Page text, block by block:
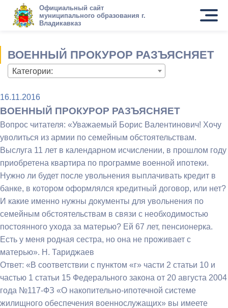
Официальный сайт
муниципального образования г.
Владикавказ
ВОЕННЫЙ ПРОКУРОР РАЗЪЯСНЯЕТ
Категории:
16.11.2016
ВОЕННЫЙ ПРОКУРОР РАЗЪЯСНЯЕТ
Вопрос читателя: «Уважаемый Борис Валентинович! Хочу
уволиться из армии по семейным обстоятельствам.
Выслуга 11 лет в календарном исчислении, в прошлом году
приобретена квартира по программе военной ипотеки.
Нужно ли будет после увольнения выплачивать кредит в
банке, в котором оформлялся кредитный договор, или нет?
И какие именно нужны документы для увольнения по
семейным обстоятельствам в связи с необходимостью
постоянного ухода за матерью? Ей 67 лет, пенсионерка.
Есть у меня родная сестра, но она не проживает с
матерью». Н. Тариджаев
Ответ: «В соответствии с пунктом «г» части 2 статьи 10 и
частью 1 статьи 15 Федерального закона от 20 августа 2004
года №117-ФЗ «О накопительно-ипотечной системе
жилищного обеспечения военнослужащих» вы имеете